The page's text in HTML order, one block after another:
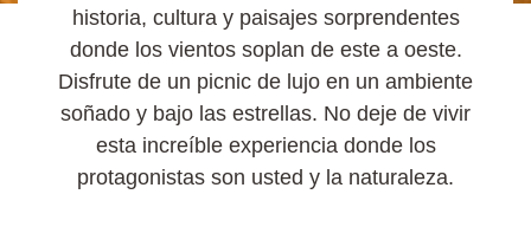
historia, cultura y paisajes sorprendentes
donde los vientos soplan de este a oeste.
Disfrute de un picnic de lujo en un ambiente
soñado y bajo las estrellas. No deje de vivir
esta increíble experiencia donde los
protagonistas son usted y la naturaleza.